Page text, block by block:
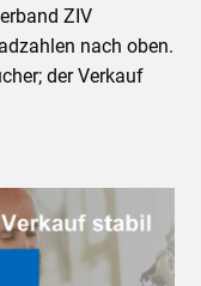
ZIV
nach oben.
der Verkauf